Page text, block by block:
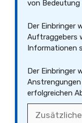
von Bedeutung
Der Einbringer
Auftraggebers
Informationen
Der Einbringer
erfolgreichen